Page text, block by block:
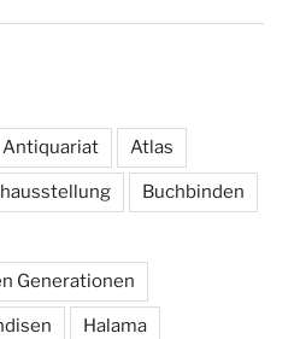
Antiquariat Atlas
Buchbinden
Generationen
Halama